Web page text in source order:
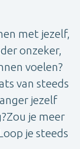
met jezelf,
onzeker,
voelen?
van steeds
jezelf
je meer
je steeds